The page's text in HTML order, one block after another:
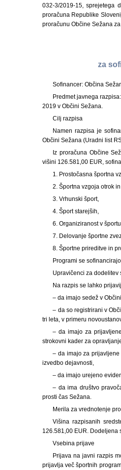
032-3/2019-15, sprejetega
proračuna Republike
proračunu Občine Sežana
za
Sofinancer: Občina
Predmet javnega
2019 v Občini Sežana.
Cilj razpisa
Namen razpisa je
Občini Sežana (Uradni list
Iz proračuna Občine
višini 126.581,00 EUR,
1. Prostočasna športna
2. Športna vzgoja otrok
3. Vrhunski šport,
4. Šport starejših,
6. Organiziranost v
7. Delovanje športne
8. Športne prireditve in
Programi se
Upravičenci za dodelitev
Na razpis se lahko
– da imajo sedež v
– da so registrirani v
tri leta, v primeru
– da imajo za
strokovni kader za
– da imajo za
izvedbo dejavnosti,
– da imajo urejeno
– da ima društvo
prosti čas Sežana.
Merila za vrednotenje
Višina razpisanih
126.581,00 EUR. Dodeljena
Vsebina prijave
Prijava na javni razpis
prijavlja več športnih